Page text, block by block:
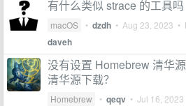
有什么类似 strace 的工具吗
macOS • dzdh • Aug 23, 2023 •
daveh
没有设置 Homebrew 清华
清华源下载？
Homebrew • qeqv • Jul 16, 2023